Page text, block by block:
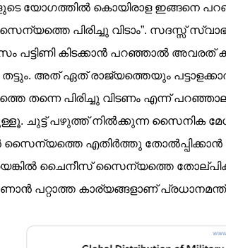
യോഗത്തില്‍ കൊയിരാള ഇങ്ങനെ
പിരിച്ചു വിടാം”. സദസ്സ്
പട്ടിണി കിടക്കാന്‍ പറഞ്ഞാല്‍
അത് ഏത് രാജ്യത്തെയും
തന്നെ പിരിച്ചു വിടണം എന്ന്
ചുട്ട് പഴുത്ത്‌ നില്‍ക്കുന്ന സൈനിക
സൈന്യത്തെ എതിര്‍ത്തു തോല്‍പ്പിക്കാന്‍
ചൈനീസ് സൈന്യത്തെ
പറ്റാത്ത കാര്യങ്ങളാണ്